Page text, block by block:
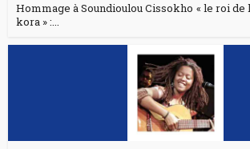
Hommage à Soundioulou Cissokho « le roi de
kora » :...